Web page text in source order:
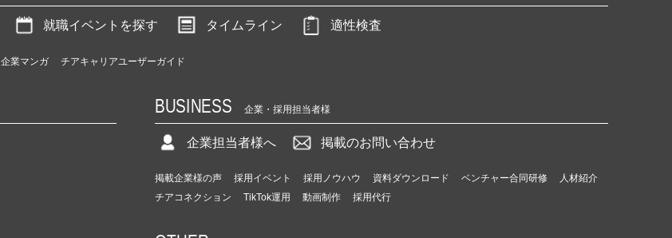
就職イベントを探す タイムライン 適性検査
企業マンガ チアキャリアユーザーガイド
BUSINESS 企業・採用担当者様
企業担当者様へ 掲載のお問い合わせ
掲載企業様の声 採用イベント 採用ノウハウ 資料ダウンロード ベンチャー合同研修
人材紹介
チアコネクション
TikTok運用 動画制作 採用代行